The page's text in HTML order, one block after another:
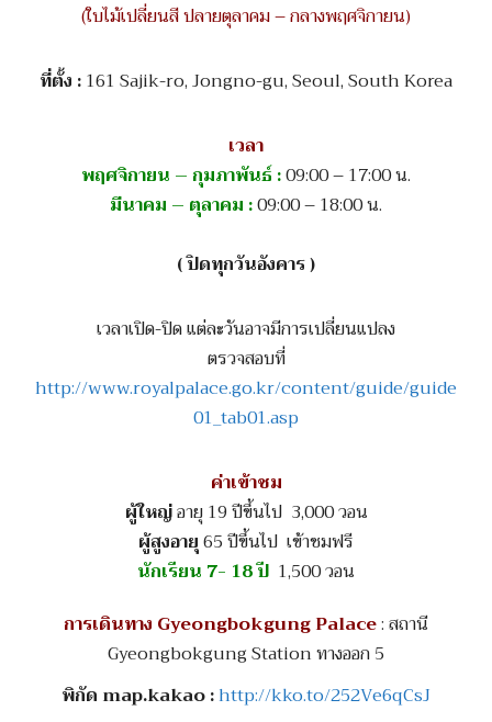
(ใบไม้เปลี่ยนสี ปลายตุลาคม – กลางพฤศจิกายน)
ที่ตั้ง :161 Sajik-ro, Jongno-gu, Seoul, South Korea
เวลา
พฤศจิกายน – กุมภาพันธ์ :09:00 – 17:00 น.
มีนาคม – ตุลาคม :09:00 – 18:00 น.
( ปิดทุกวันอังคาร )
เวลาเปิด-ปิด แต่ละวันอาจมีการเปลี่ยนแปลง
ตรวจสอบที่
http://www.royalpalace.go.kr/content/guide/guide
01_tab01.asp
ค่าเข้าชม
ผู้ใหญ่อายุ 19 ปีขึ้นไป 3,000 วอน
ผู้สูงอายุ65 ปีขึ้นไป เข้าชมฟรี
นักเรียน 7- 18 ปี 1,500 วอน
การเดินทาง Gyeongbokgung Palace: สถานี
Gyeongbokgung Station ทางออก 5
พิกัด map.kakao :http://kko.to/252Ve6qCsJ